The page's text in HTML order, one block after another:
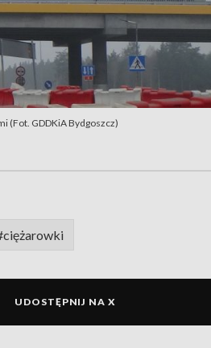
(Fot. GDDKiA Bydgoszcz)
UDOSTĘPNIJ NA X